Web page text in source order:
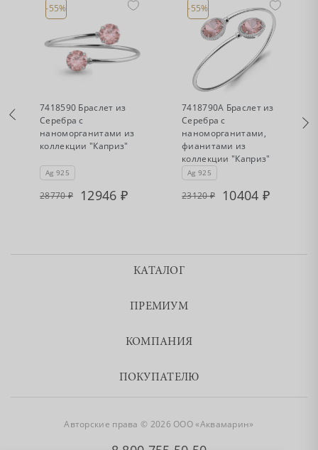
-55%
7418590 Браслет из
Серебра с
наноморганитами из
коллекции "Каприз"
Ag 925
28770 12946
-55%
Есть в наличии
7418790А Браслет из
Серебра с
наноморганитами,
фианитами из
коллекции "Каприз"
Ag 925
23120 10404
КАТАЛОГ
ПРЕМИУМ
КОМПАНИЯ
ПОКУПАТЕЛЮ
Авторские права © 2026 ООО «Аквамарин»